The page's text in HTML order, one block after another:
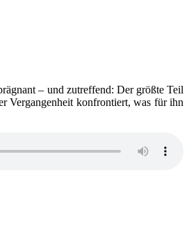
– und zutreffend: Der größte Teil
Vergangenheit konfrontiert, was für ihn